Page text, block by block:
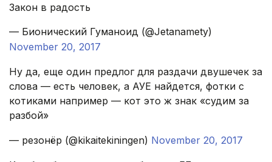
Закон в радость
— Бионический Гуманоид (@Jetanamety)
November 20, 2017
Ну да, еще один предлог для раздачи двушечек за
слова — есть человек, а АУЕ найдется, фотки с
котиками например — кот это ж знак «судим за
разбой»
— резонёр (@kikaitekiningen) November 20, 2017